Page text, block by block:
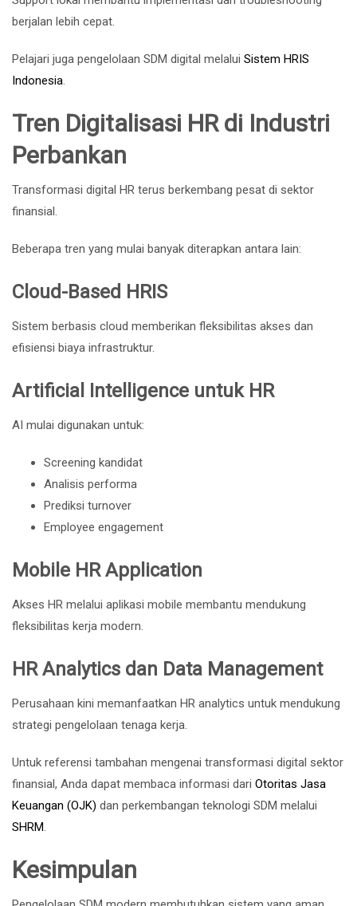
berjalan lebih cepat.
Pelajari juga pengelolaan SDM digital melalui Sistem HRIS
Indonesia.
Tren Digitalisasi HR di Industri
Perbankan
Transformasi digital HR terus berkembang pesat di sektor
finansial.
Beberapa tren yang mulai banyak diterapkan antara lain:
Cloud-Based HRIS
Sistem berbasis cloud memberikan fleksibilitas akses dan
efisiensi biaya infrastruktur.
Artificial Intelligence untuk HR
AI mulai digunakan untuk:
Screening kandidat
Analisis performa
Prediksi turnover
Employee engagement
Mobile HR Application
Akses HR melalui aplikasi mobile membantu mendukung
fleksibilitas kerja modern.
HR Analytics dan Data Management
Perusahaan kini memanfaatkan HR analytics untuk mendukung
strategi pengelolaan tenaga kerja.
Untuk referensi tambahan mengenai transformasi digital sektor
finansial, Anda dapat membaca informasi dari Otoritas Jasa
Keuangan (OJK) dan perkembangan teknologi SDM melalui
SHRM.
Kesimpulan